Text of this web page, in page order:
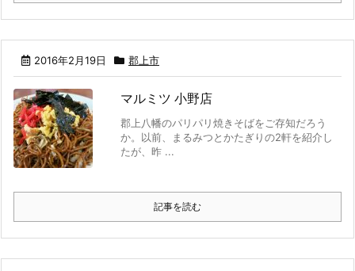
2016年2月19日 郡上市
マルミツ 小野店
郡上八幡のパリパリ焼きそばをご存知だろう
か。以前、まるみつとかたぎりの2軒を紹介し
たが、昨 ...
記事を読む